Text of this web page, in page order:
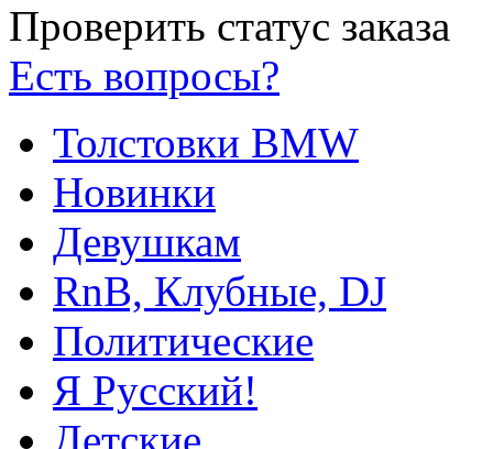
Проверить статус заказа
Есть вопросы?
Толстовки BMW
Новинки
Девушкам
RnB, Клубные, DJ
Политические
Я Русский!
Детские